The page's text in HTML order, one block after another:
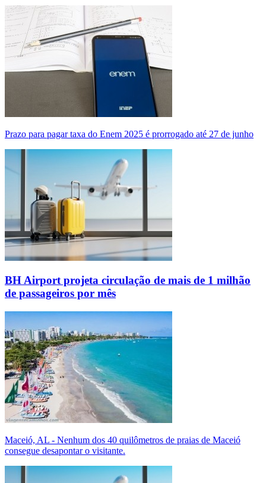
Prazo para pagar taxa do Enem 2025 é prorrogado até 27 de junho
BH Airport projeta circulação de mais de 1 milhão
de passageiros por mês
Maceió, AL - Nenhum dos 40 quilômetros de praias de Maceió
consegue desapontar o visitante.